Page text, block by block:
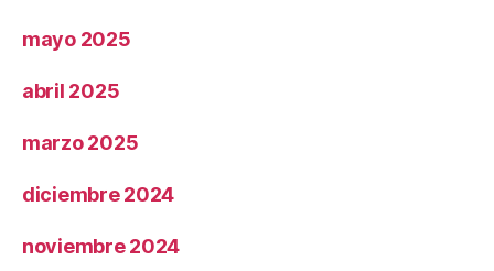
mayo 2025
abril 2025
marzo 2025
diciembre 2024
noviembre 2024